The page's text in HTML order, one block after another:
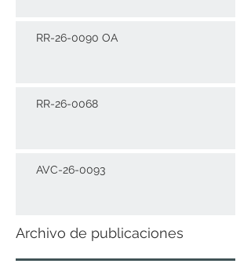
RR-26-0090 OA
RR-26-0068
AVC-26-0093
Archivo de publicaciones